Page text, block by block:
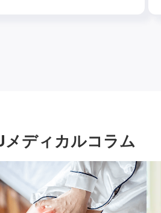
メディカルコラム